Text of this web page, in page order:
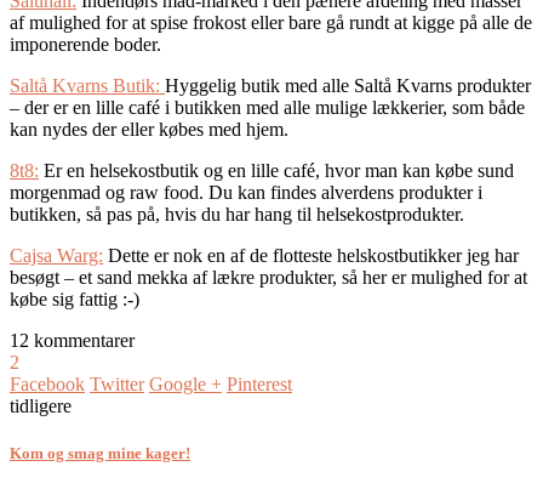
af mulighed for at spise frokost eller bare gå rundt at kigge på alle de
imponerende boder.
Saltå Kvarns Butik: Hyggelig butik med alle Saltå Kvarns produkter
– der er en lille café i butikken med alle mulige lækkerier, som både
kan nydes der eller købes med hjem.
8t8: Er en helsekostbutik og en lille café, hvor man kan købe sund
morgenmad og raw food. Du kan findes alverdens produkter i
butikken, så pas på, hvis du har hang til helsekostprodukter.
Cajsa Warg: Dette er nok en af de flotteste helskostbutikker jeg har
besøgt – et sand mekka af lækre produkter, så her er mulighed for at
købe sig fattig :-)
12 kommentarer
2
Facebook Twitter Google + Pinterest
tidligere
Kom og smag mine kager!